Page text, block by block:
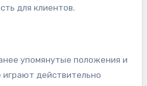
для клиентов.
упомянутые положения и
действительно